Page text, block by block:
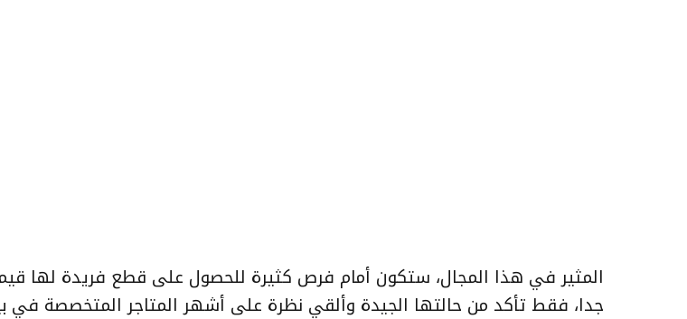
المثير في هذا المجال، ستكون أمام فرص كثيرة للحصول على قطع فريدة لها
جدا، فقط تأكد من حالتها الجيدة وألقي نظرة على أشهر المتاجر المتخصصة في